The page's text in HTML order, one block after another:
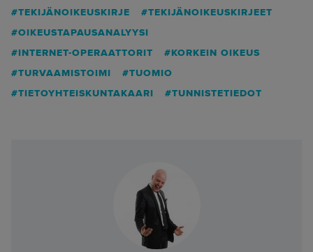
TEKIJÄNOIKEUSKIRJE
TEKIJÄNOIKEUSKIRJEET
OIKEUSTAPAUSANALYYSI
INTERNET-OPERAATTORIT
KORKEIN OIKEUS
TURVAAMISTOIMI
TUOMIO
TIETOYHTEISKUNTAKAARI
TUNNISTETIEDOT